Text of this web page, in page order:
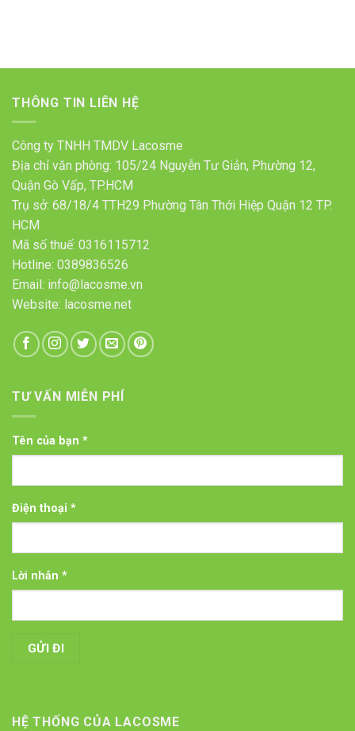
THÔNG TIN LIÊN HỆ
Công ty TNHH TMDV Lacosme
Địa chỉ văn phòng: 105/24 Nguyễn Tư Giản, Phường 12,
Quận Gò Vấp, TP.HCM
Trụ sở: 68/18/4 TTH29 Phường Tân Thới Hiệp Quận 12 TP.
HCM
Mã số thuế: 0316115712
Hotline: 0389836526
Email: info@lacosme.vn
Website: lacosme.net
TƯ VẤN MIỄN PHÍ
Tên của bạn *
Điện thoại *
Lời nhắn *
HỆ THỐNG CỦA LACOSME